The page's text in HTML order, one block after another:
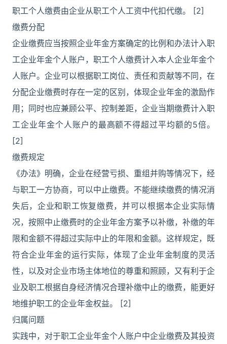
职工个人缴费由企业从职工个人工资中代扣代缴。 [2]
缴费分配
企业缴费应当按照企业年金方案确定的比例和办法计入职
工企业年金个人账户，职工个人缴费计入本人企业年金个
人账户。企业可以根据职工岗位、责任和贡献等不同，在
分配企业缴费时存在一定的区别，体现企业年金的激励作
用；同时也应兼顾公平、控制差距，企业当期缴费计入职
工企业年金个人账户的最高额不得超过平均额的5倍。
[2]
缴费规定
《办法》明确，企业在经营亏损、重组并购等情况下，经
与职工一方协商，可以中止缴费。不能继续缴费的情况消
失后，企业和职工恢复缴费，并可以根据本企业实际情
况，按照中止缴费时的企业年金方案予以补缴，补缴的年
限和金额不得超过实际中止的年限和金额。这样规定，既
符合企业年金的运行实际，体现了企业年金制度的灵活
性，以及对企业市场主体地位的尊重和照顾，又有利于企
业及职工根据自身经济情况合理补缴中止的缴费，能更好
地维护职工的企业年金权益。 [2]
归属问题
实践中，对于职工企业年金个人账户中企业缴费及其投资